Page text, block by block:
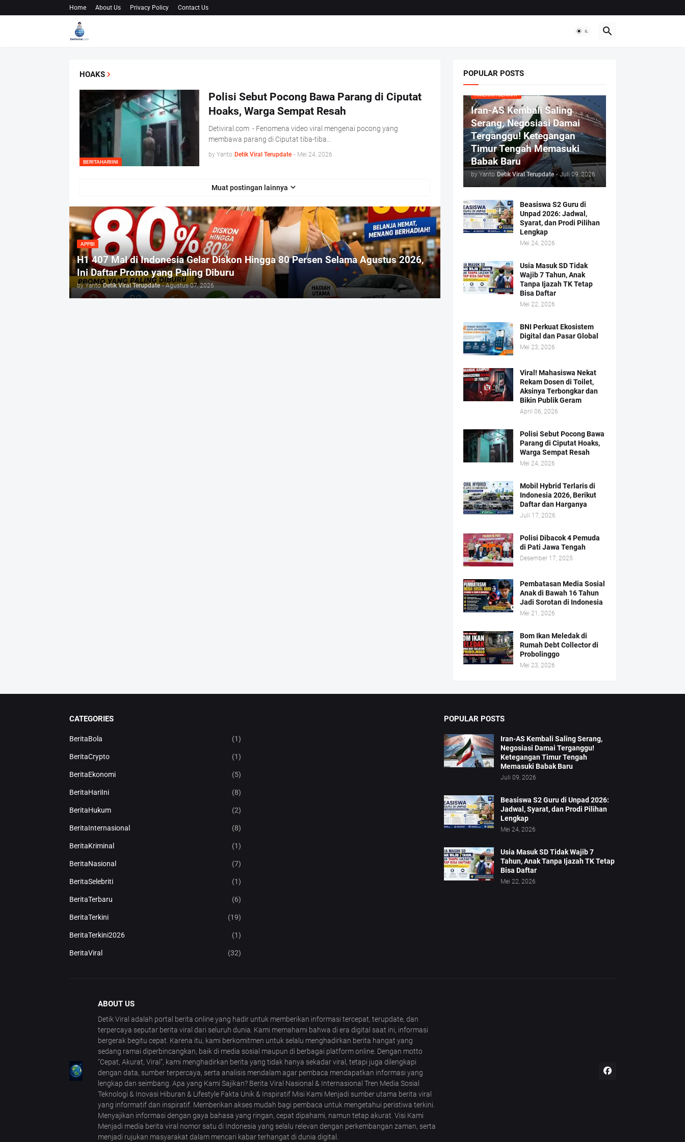
Home About Us Privacy Policy Contact Us
HOAKS
BERITAHARIINI
Polisi Sebut Pocong Bawa Parang di Ciputat
Hoaks, Warga Sempat Resah
Detiviral.com - Fenomena video viral mengenai pocong yang
membawa parang di Ciputat tiba-tiba…
by Yanto Detik Viral Terupdate - Mei 24, 2026
Muat postingan lainnya
APPBI
H1 407 Mal di Indonesia Gelar Diskon Hingga 80 Persen Selama Agustus 2026,
Ini Daftar Promo yang Paling Diburu
by Yanto Detik Viral Terupdate - Agustus 07, 2026
POPULAR POSTS
AMERIKA SERIKAT
Iran-AS Kembali Saling
Serang, Negosiasi Damai
Terganggu! Ketegangan
Timur Tengah Memasuki
Babak Baru
by Yanto Detik Viral Terupdate - Juli 09, 2026
Beasiswa S2 Guru di
Unpad 2026: Jadwal,
Syarat, dan Prodi Pilihan
Lengkap
Mei 24, 2026
Usia Masuk SD Tidak
Wajib 7 Tahun, Anak
Tanpa Ijazah TK Tetap
Bisa Daftar
Mei 22, 2026
BNI Perkuat Ekosistem
Digital dan Pasar Global
Mei 23, 2026
Viral! Mahasiswa Nekat
Rekam Dosen di Toilet,
Aksinya Terbongkar dan
Bikin Publik Geram
April 06, 2026
Polisi Sebut Pocong Bawa
Parang di Ciputat Hoaks,
Warga Sempat Resah
Mei 24, 2026
Mobil Hybrid Terlaris di
Indonesia 2026, Berikut
Daftar dan Harganya
Juli 17, 2026
Polisi Dibacok 4 Pemuda
di Pati Jawa Tengah
Desember 17, 2025
Pembatasan Media Sosial
Anak di Bawah 16 Tahun
Jadi Sorotan di Indonesia
Mei 21, 2026
Bom Ikan Meledak di
Rumah Debt Collector di
Probolinggo
Mei 23, 2026
CATEGORIES
BeritaBola (1)
BeritaCrypto (1)
BeritaEkonomi (5)
BeritaHariIni (8)
BeritaHukum (2)
BeritaInternasional (8)
BeritaKriminal (1)
BeritaNasional (7)
BeritaSelebriti (1)
BeritaTerbaru (6)
BeritaTerkini (19)
BeritaTerkini2026 (1)
BeritaViral (32)
POPULAR POSTS
Iran-AS Kembali Saling Serang,
Negosiasi Damai Terganggu!
Ketegangan Timur Tengah
Memasuki Babak Baru
Juli 09, 2026
Beasiswa S2 Guru di Unpad 2026:
Jadwal, Syarat, dan Prodi Pilihan
Lengkap
Mei 24, 2026
Usia Masuk SD Tidak Wajib 7
Tahun, Anak Tanpa Ijazah TK Tetap
Bisa Daftar
Mei 22, 2026
ABOUT US
Detik Viral adalah portal berita online yang hadir untuk memberikan informasi tercepat, terupdate, dan
terpercaya seputar berita viral dari seluruh dunia. Kami memahami bahwa di era digital saat ini, informasi
bergerak begitu cepat. Karena itu, kami berkomitmen untuk selalu menghadirkan berita hangat yang
sedang ramai diperbincangkan, baik di media sosial maupun di berbagai platform online. Dengan motto
“Cepat, Akurat, Viral”, kami menghadirkan berita yang tidak hanya sekadar viral, tetapi juga dilengkapi
dengan data, sumber terpercaya, serta analisis mendalam agar pembaca mendapatkan informasi yang
lengkap dan seimbang. Apa yang Kami Sajikan? Berita Viral Nasional & Internasional Tren Media Sosial
Teknologi & Inovasi Hiburan & Lifestyle Fakta Unik & Inspiratif Misi Kami Menjadi sumber utama berita viral
yang informatif dan inspiratif. Memberikan akses mudah bagi pembaca untuk mengetahui peristiwa terkini.
Menyajikan informasi dengan gaya bahasa yang ringan, cepat dipahami, namun tetap akurat. Visi Kami
Menjadi media berita viral nomor satu di Indonesia yang selalu relevan dengan perkembangan zaman, serta
menjadi rujukan masyarakat dalam mencari kabar terhangat di dunia digital.